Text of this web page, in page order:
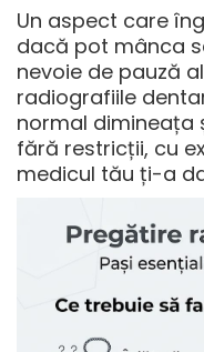
Un aspect care
dacă pot mânca
nevoie de pauză
radiografiile
normal dimineața
fără restricții, cu
medicul tău ți-a